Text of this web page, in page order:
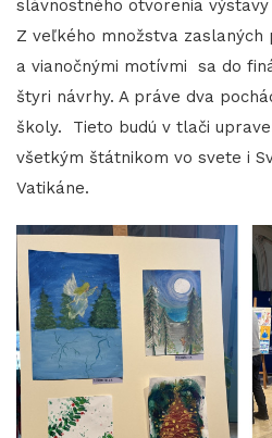
slávnostného otvorenia
Z veľkého množstva zaslaných
a vianočnými motívmi sa do
štyri návrhy. A práve dva
školy. Tieto budú v tlači
všetkým štátnikom vo svete i
Vatikáne.